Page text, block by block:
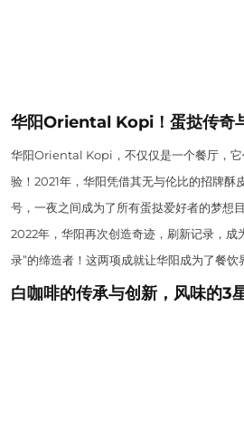
华阳Oriental Kopi！蛋挞传奇
华阳Oriental Kopi，不仅仅是一个餐厅，它
验！2021年，华阳凭借其无与伦比的招牌酥
号，一夜之间成为了所有蛋挞爱好者的梦想
2022年，华阳再次创造奇迹，刷新记录，成
录”的缔造者！这两项成就让华阳成为了餐饮
白咖啡的传承与创新，风味的3